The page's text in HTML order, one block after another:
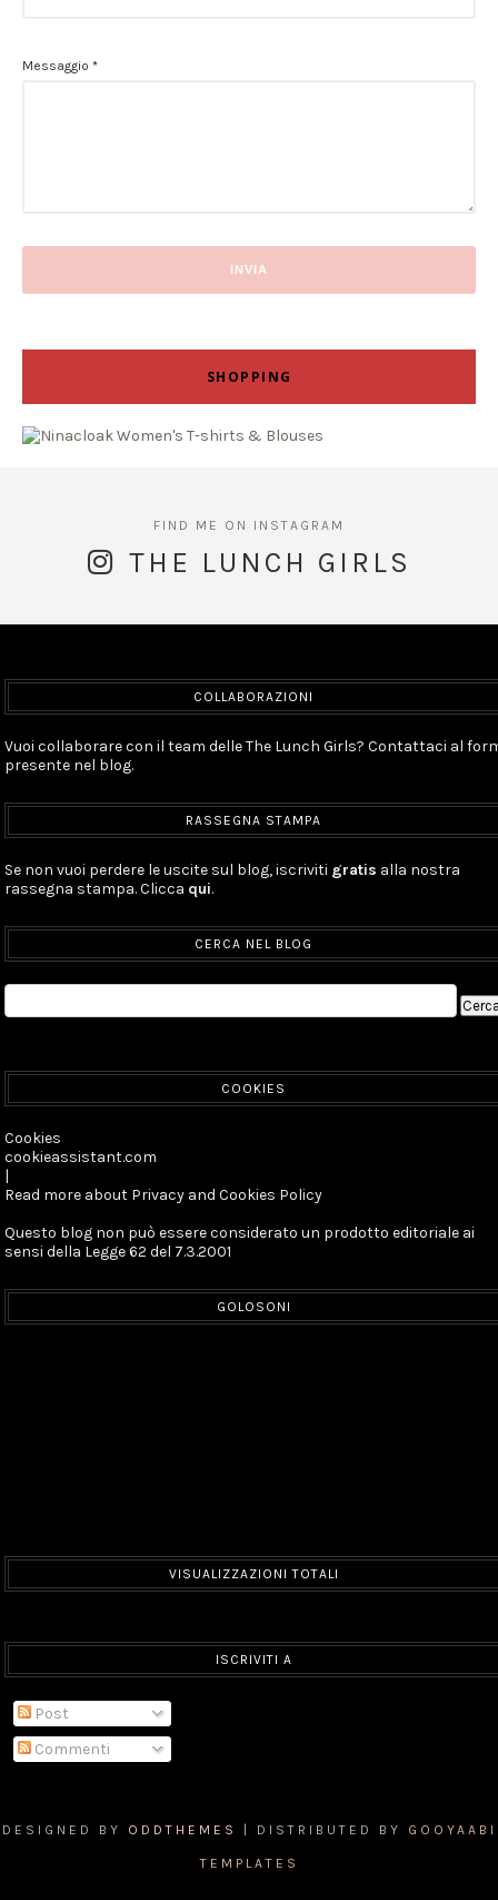
Messaggio *
SHOPPING
THE LUNCH GIRLS
COLLABORAZIONI
Vuoi collaborare con il team delle The Lunch Girls? Contattaci al
presente nel blog.
RASSEGNA STAMPA
Se non vuoi perdere le uscite sul blog, iscriviti gratis alla nostra
rassegna stampa. Clicca qui.
CERCA NEL BLOG
COOKIES
Cookies
cookieassistant.com
|
Read more about Privacy and Cookies Policy
Questo blog non può essere considerato un prodotto editoriale ai
sensi della Legge 62 del 7.3.2001
GOLOSONI
VISUALIZZAZIONI TOTALI
ISCRIVITI A
Post
Commenti
DESIGNED BY ODDTHEMES | DISTRIBUTED BY GOOYAABI
TEMPLATES